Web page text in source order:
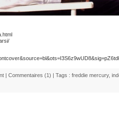
| Commentaires (1) | Tags : freddie mercury,